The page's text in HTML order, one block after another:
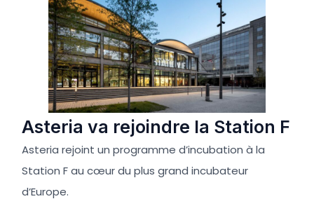
Asteria va rejoindre la Station F
Asteria rejoint un programme d’incubation à la
Station F au cœur du plus grand incubateur
d’Europe.